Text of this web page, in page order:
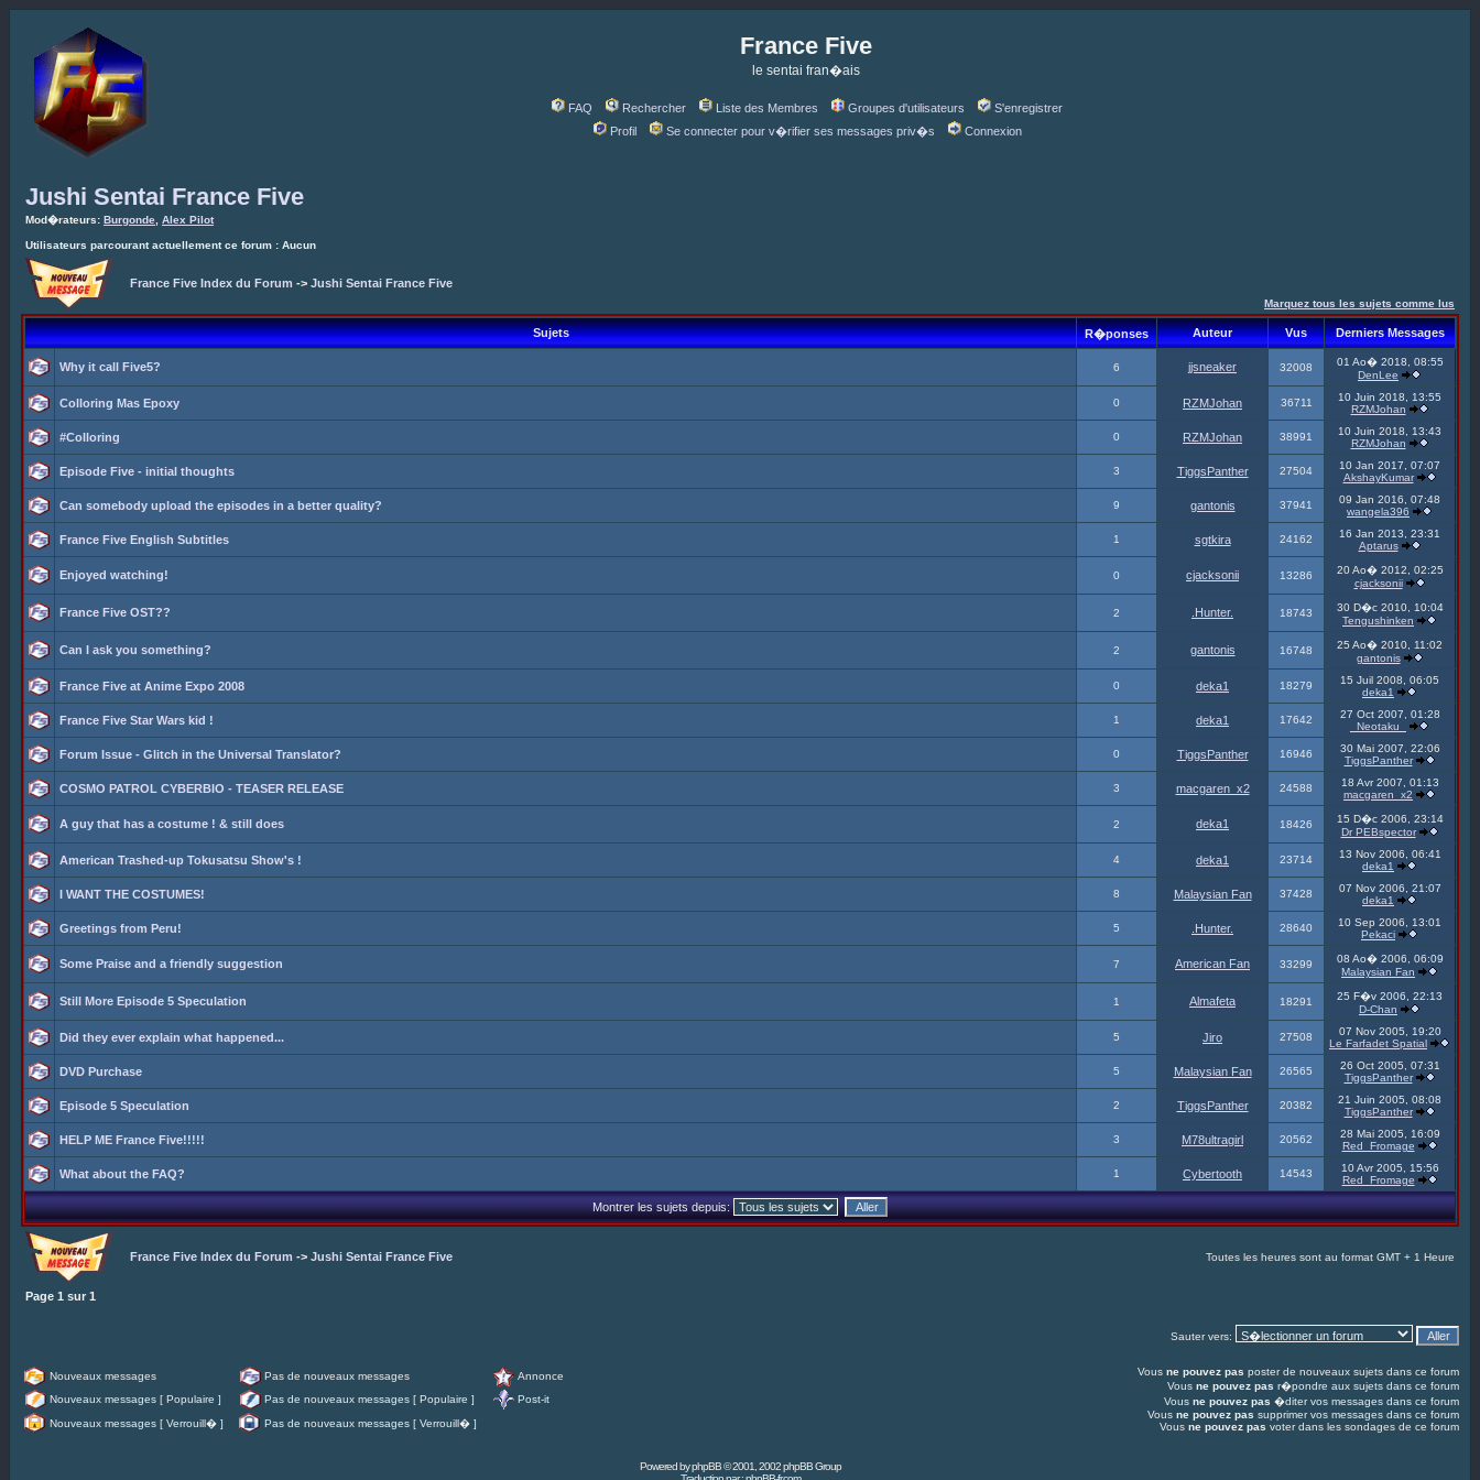
France Five
le sentai fran�ais
FAQ Rechercher Liste des Membres Groupes d'utilisateurs
S'enregistrer
Profil
Se connecter pour v�rifier ses messages priv�s Connexion
Jushi Sentai France Five
Mod�rateurs: Burgonde Alex Pilot
Utilisateurs parcourant actuellement ce forum : Aucun
France Five Index du Forum -> Jushi Sentai France Five
Marquez tous les sujets comme lus
Sujets R�ponses Auteur Vus Derniers Messages
Why it call Five5? 6 jjsneaker 32008
01 Ao� 2018, 08:55
DenLee
Colloring Mas Epoxy 0 RZMJohan 36711
10 Juin 2018, 13:55
RZMJohan
#Colloring 0 RZMJohan 38991
10 Juin 2018, 13:43
RZMJohan
Episode Five - initial thoughts 3 TiggsPanther 27504
10 Jan 2017, 07:07
AkshayKumar
Can somebody upload the episodes in a better quality? 9 gantonis 37941
09 Jan 2016, 07:48
wangela396
France Five English Subtitles 1 sgtkira 24162
16 Jan 2013, 23:31
Aptarus
Enjoyed watching! 0 cjacksonii 13286
20 Ao� 2012, 02:25
cjacksonii
France Five OST?? 2 .Hunter. 18743
30 D�c 2010, 10:04
Tengushinken
Can I ask you something? 2 gantonis 16748
25 Ao� 2010, 11:02
gantonis
France Five at Anime Expo 2008 0 deka1 18279
15 Juil 2008, 06:05
deka1
France Five Star Wars kid ! 1 deka1 17642
27 Oct 2007, 01:28
_Neotaku_
Forum Issue - Glitch in the Universal Translator? 0 TiggsPanther 16946
30 Mai 2007, 22:06
TiggsPanther
COSMO PATROL CYBERBIO - TEASER RELEASE 3 macgaren_x2 24588
18 Avr 2007, 01:13
macgaren_x2
A guy that has a costume ! & still does 2 deka1 18426
15 D�c 2006, 23:14
Dr PEBspector
American Trashed-up Tokusatsu Show's ! 4 deka1 23714
13 Nov 2006, 06:41
deka1
I WANT THE COSTUMES! 8 Malaysian Fan 37428
07 Nov 2006, 21:07
deka1
Greetings from Peru! 5 .Hunter. 28640
10 Sep 2006, 13:01
Pekaci
Some Praise and a friendly suggestion 7 American Fan 33299
08 Ao� 2006, 06:09
Malaysian Fan
Still More Episode 5 Speculation 1 Almafeta 18291
25 F�v 2006, 22:13
D-Chan
Did they ever explain what happened... 5 Jiro 27508
07 Nov 2005, 19:20
Le Farfadet Spatial
DVD Purchase 5 Malaysian Fan 26565
26 Oct 2005, 07:31
TiggsPanther
Episode 5 Speculation 2 TiggsPanther 20382
21 Juin 2005, 08:08
TiggsPanther
HELP ME France Five!!!!! 3 M78ultragirl 20562
28 Mai 2005, 16:09
Red_Fromage
What about the FAQ? 1 Cybertooth 14543
10 Avr 2005, 15:56
Red_Fromage
Montrer les sujets depuis:
France Five Index du Forum -> Jushi Sentai France Five Toutes les heures sont au format GMT + 1 Heure
Page 1 sur 1
Sauter vers:
Nouveaux messages Pas de nouveaux messages
Annonce
Nouveaux messages [ Populaire ]
Pas de nouveaux messages [ Populaire ]
Post-it
Nouveaux messages [ Verrouill� ]
Pas de nouveaux messages [ Verrouill� ]
Vous ne pouvez pas poster de nouveaux sujets dans ce forum
Vous ne pouvez pas r�pondre aux sujets dans ce forum
Vous ne pouvez pas �diter vos messages dans ce forum
Vous ne pouvez pas supprimer vos messages dans ce forum
Vous ne pouvez pas voter dans les sondages de ce forum
Powered byphpBB© 2001, 2002 phpBB Group